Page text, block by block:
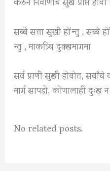
सब्बे सत्ता सुखी होंन्तु , सब्बे
न्तु , माकत्र्चि दुक्खमागमा
सर्व प्राणी सुखी होवोत,
मार्ग सापडो, कोणालाही दुःख
No related posts.